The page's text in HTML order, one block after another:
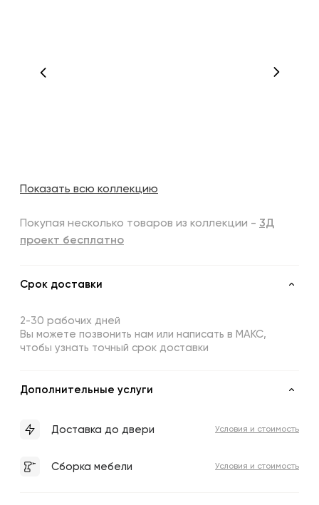
Показать всю коллекцию
Покупая несколько товаров из коллекции - 3Д
проект бесплатно
Срок доставки
2-30 рабочих дней
Вы можете позвонить нам или написать в МАКС,
чтобы узнать точный срок доставки
Дополнительные услуги
Доставка до двери Условия и стоимость
Сборка мебели Условия и стоимость